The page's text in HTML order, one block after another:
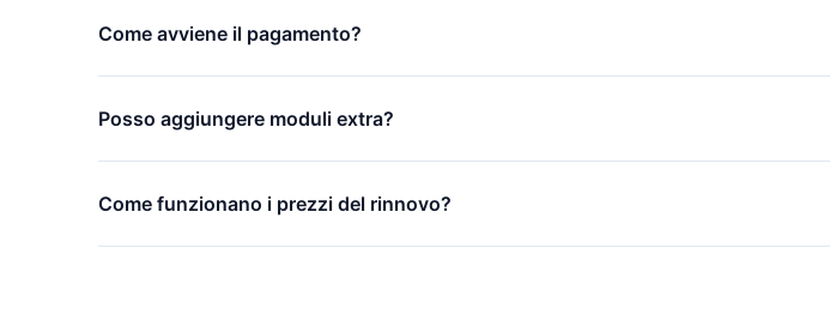
Come avviene il pagamento?
Posso aggiungere moduli extra?
Come funzionano i prezzi del rinnovo?